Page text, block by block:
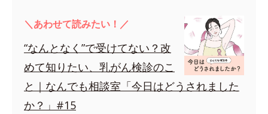
＼あわせて読みたい！／
“なんとなく”で受けてない？改
めて知りたい、乳がん検診のこ
と｜なんでも相談室「今日はどうされました
か？」#15